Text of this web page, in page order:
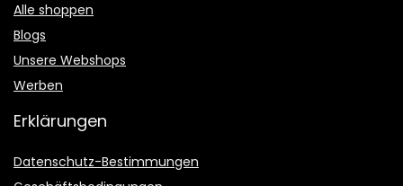
Alle shoppen
Blogs
Unsere Webshops
Werben
Erklärungen
Datenschutz-Bestimmungen